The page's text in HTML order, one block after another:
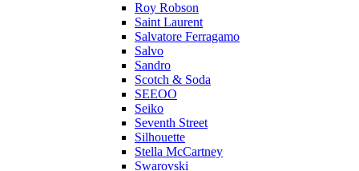
Roy Robson
Saint Laurent
Salvatore Ferragamo
Salvo
Sandro
Scotch & Soda
SEEOO
Seiko
Seventh Street
Silhouette
Stella McCartney
Swarovski